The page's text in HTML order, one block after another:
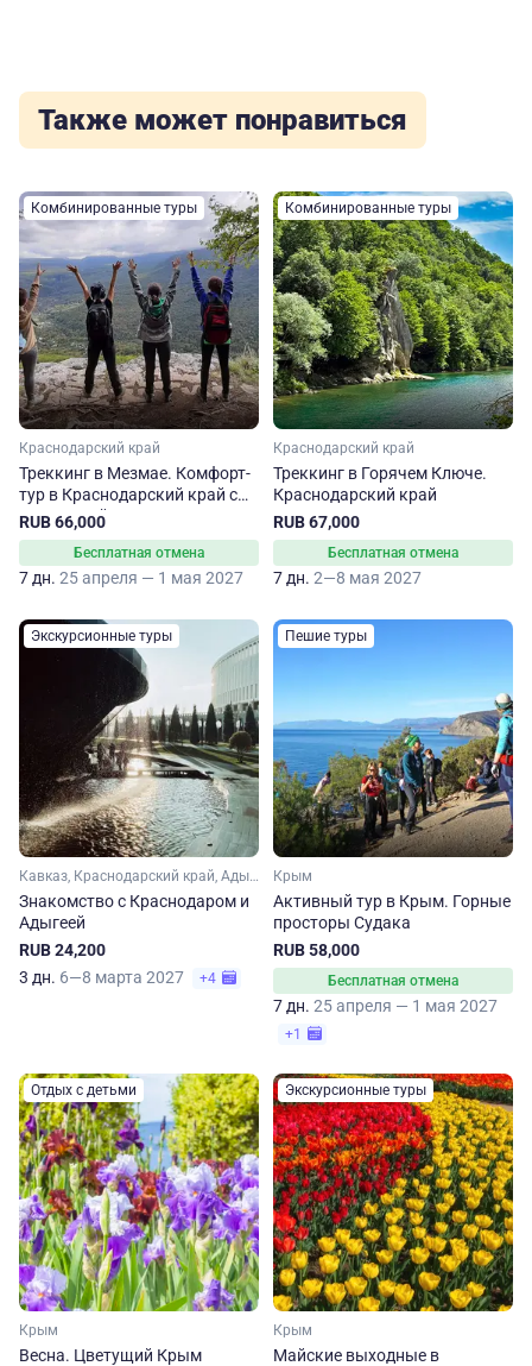
Также может понравиться
Комбинированные туры
Краснодарский край
Треккинг в Мезмае. Комфорт-
тур в Краснодарский край с
гостиницей
RUB 66,000
Бесплатная отмена
7 дн. 25 апреля — 1 мая 2027
Комбинированные туры
Краснодарский край
Треккинг в Горячем Ключе.
Краснодарский край
RUB 67,000
Бесплатная отмена
7 дн. 2—8 мая 2027
Экскурсионные туры
Кавказ, Краснодарский край, Адыгея
Знакомство с Краснодаром и
Адыгеей
RUB 24,200
3 дн. 6—8 марта 2027 +4
Пешие туры
Крым
Активный тур в Крым. Горные
просторы Судака
RUB 58,000
Бесплатная отмена
7 дн. 25 апреля — 1 мая 2027
+1
Отдых с детьми
Крым
Весна. Цветущий Крым
Экскурсионные туры
Крым
Майские выходные в